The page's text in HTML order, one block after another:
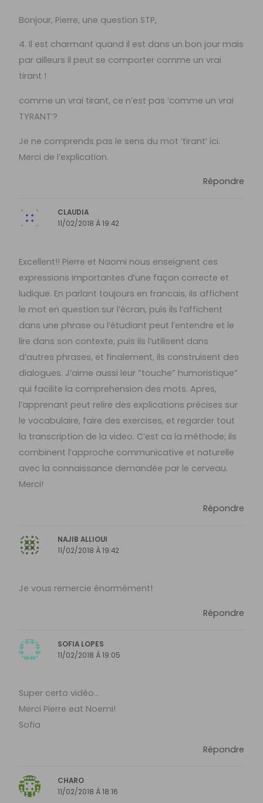
Bonjour, Pierre, une question STP,
4. Il est charmant quand il est dans un bon jour mais
par ailleurs il peut se comporter comme un vrai
tirant !
comme un vrai tirant, ce n’est pas ‘comme un vrai
TYRANT’?
Je ne comprends pas le sens du mot ‘tirant’ ici.
Merci de l’explication.
Répondre
CLAUDIA
11/02/2018 À 19:42
Excellent!! Pierre et Naomi nous enseignent ces
expressions importantes d’une façon correcte et
ludique. En parlant toujours en francais, ils affichent
le mot en question sur l’écran, puis ils l’affichent
dans une phrase ou l’étudiant peut l’entendre et le
lire dans son contexte, puis ils l’utilisent dans
d’autres phrases, et finalement, ils construisent des
dialogues. J’aime aussi leur “touche” humoristique”
qui facilite la comprehension des mots. Apres,
l’apprenant peut relire des explications précises sur
le vocabulaire, faire des exercises, et regarder tout
la transcription de la video. C’est ca la méthode; ils
combinent l’approche communicative et naturelle
avec la connaissance demandée par le cerveau.
Merci!
Répondre
NAJIB ALLIOUI
11/02/2018 À 19:42
Je vous remercie énormément!
Répondre
SOFIA LOPES
11/02/2018 À 19:05
Super certo vidéo…
Merci Pierre eat Noemi!
Sofia
Répondre
CHARO
11/02/2018 À 18:16